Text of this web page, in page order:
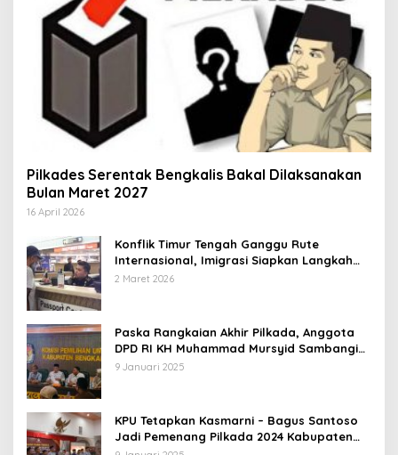
Pilkades Serentak Bengkalis Bakal Dilaksanakan
Bulan Maret 2027
16 April 2026
Konflik Timur Tengah Ganggu Rute
Internasional, Imigrasi Siapkan Langkah
Antisipatif
2 Maret 2026
Paska Rangkaian Akhir Pilkada, Anggota
DPD RI KH Muhammad Mursyid Sambangi
KPU Bengkalis
9 Januari 2025
KPU Tetapkan Kasmarni – Bagus Santoso
Jadi Pemenang Pilkada 2024 Kabupaten